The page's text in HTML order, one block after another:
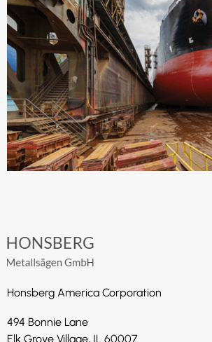
Honsberg America Corporation
494 Bonnie Lane
Elk Grove Village, IL 60007